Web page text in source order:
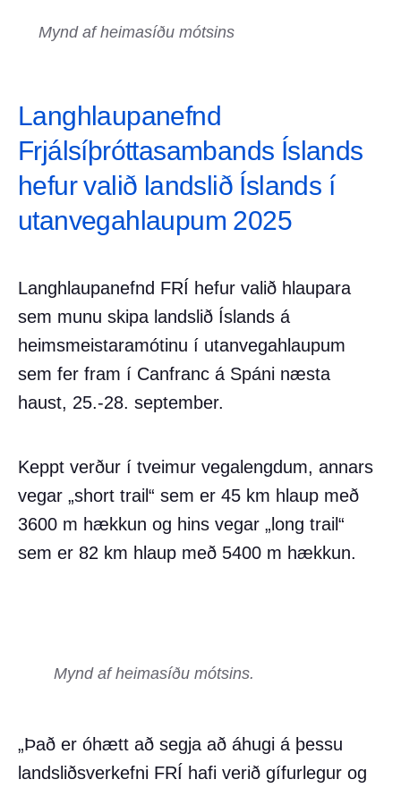
Mynd af heimasíðu mótsins
Langhlaupanefnd
Frjálsíþróttasambands Íslands
hefur valið landslið Íslands í
utanvegahlaupum 2025
Langhlaupanefnd FRÍ hefur valið hlaupara
sem munu skipa landslið Íslands á
heimsmeistaramótinu í utanvegahlaupum
sem fer fram í Canfranc á Spáni næsta
haust, 25.-28. september.
Keppt verður í tveimur vegalengdum, annars
vegar „short trail“ sem er 45 km hlaup með
3600 m hækkun og hins vegar „long trail“
sem er 82 km hlaup með 5400 m hækkun.
Mynd af heimasíðu mótsins.
„Það er óhætt að segja að áhugi á þessu
landsliðsverkefni FRÍ hafi verið gífurlegur og